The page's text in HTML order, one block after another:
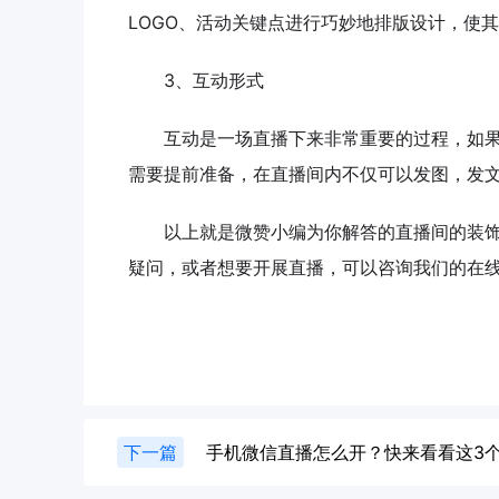
LOGO、活动关键点进行巧妙地排版设计，使
3、互动形式
互动是一场直播下来非常重要的过程，如
需要提前准备，在直播间内不仅可以发图，发
以上就是微赞小编为你解答的直播间的装
疑问，或者想要开展直播，可以咨询我们的在
下一篇 手机微信直播怎么开？快来看看这3